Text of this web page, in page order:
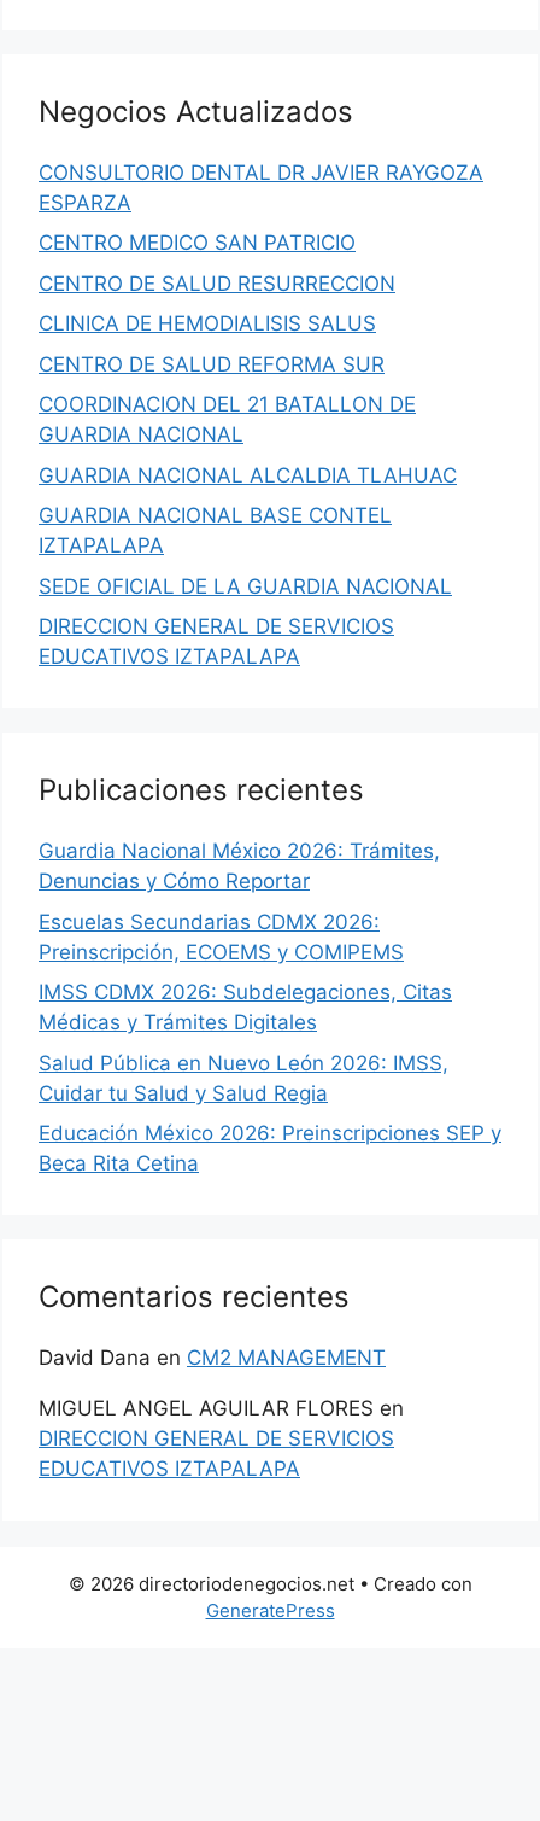
Negocios Actualizados
CONSULTORIO DENTAL DR JAVIER RAYGOZA
ESPARZA
CENTRO MEDICO SAN PATRICIO
CENTRO DE SALUD RESURRECCION
CLINICA DE HEMODIALISIS SALUS
CENTRO DE SALUD REFORMA SUR
COORDINACION DEL 21 BATALLON DE
GUARDIA NACIONAL
GUARDIA NACIONAL ALCALDIA TLAHUAC
GUARDIA NACIONAL BASE CONTEL
IZTAPALAPA
SEDE OFICIAL DE LA GUARDIA NACIONAL
DIRECCION GENERAL DE SERVICIOS
EDUCATIVOS IZTAPALAPA
Publicaciones recientes
Guardia Nacional México 2026: Trámites,
Denuncias y Cómo Reportar
Escuelas Secundarias CDMX 2026:
Preinscripción, ECOEMS y COMIPEMS
IMSS CDMX 2026: Subdelegaciones, Citas
Médicas y Trámites Digitales
Salud Pública en Nuevo León 2026: IMSS,
Cuidar tu Salud y Salud Regia
Educación México 2026: Preinscripciones SEP y
Beca Rita Cetina
Comentarios recientes
David Dana en CM2 MANAGEMENT
MIGUEL ANGEL AGUILAR FLORES en
DIRECCION GENERAL DE SERVICIOS
EDUCATIVOS IZTAPALAPA
© 2026 directoriodenegocios.net• Creado con
GeneratePress